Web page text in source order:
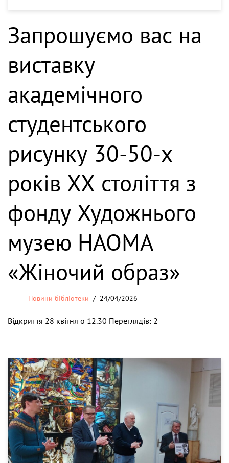
Запрошуємо вас на
виставку
академічного
студентського
рисунку 30-50-х
років ХХ століття з
фонду Художнього
музею НАОМА
«Жіночий образ»
Новини бібліотеки 24/04/2026
Відкриття 28 квітня о 12.30 Переглядів: 2